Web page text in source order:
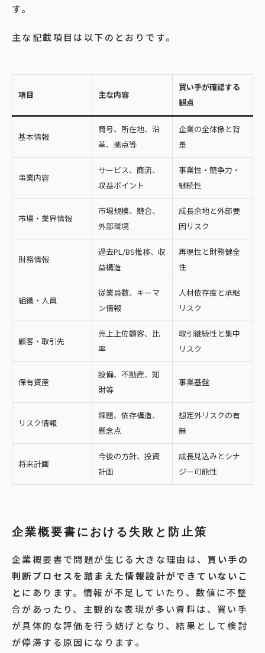
す。
主な記載項目は以下のとおりです。
項目 主な内容
買い手が確認する
観点
基本情報
商号、所在地、沿
革、拠点等
企業の全体像と背
景
事業内容
サービス、商流、
収益ポイント
事業性・競争力・
継続性
市場・業界情報
市場規模、競合、
外部環境
成長余地と外部要
因リスク
財務情報
過去PL/BS推移、収
益構造
再現性と財務健全
性
組織・人員
従業員数、キーマ
ン情報
人材依存度と承継
リスク
顧客・取引先
売上上位顧客、比
率
取引継続性と集中
リスク
保有資産
設備、不動産、知
財等
事業基盤
リスク情報
課題、依存構造、
懸念点
想定外リスクの有
無
将来計画
今後の方針、投資
計画
成長見込みとシナ
ジー可能性
企業概要書における失敗と防止策
企業概要書で問題が生じる大きな理由は、 買い手の
判断プロセスを踏まえた情報設計ができていないこ
と にあります。情報が不足していたり、数値に不整
合があったり、主観的な表現が多い資料は、買い手
が具体的な評価を行う妨げとなり、結果として検討
が停滞する原因になります。